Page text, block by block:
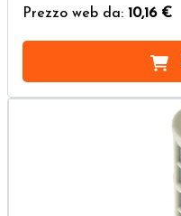
Prezzo web da: 10,16 €